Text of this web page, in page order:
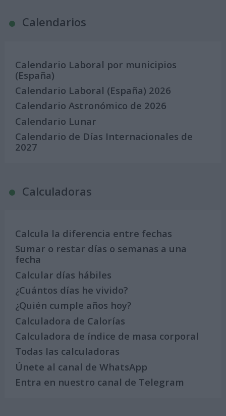
Calendarios
Calendario Laboral por municipios
(España)
Calendario Laboral (España) 2026
Calendario Astronómico de 2026
Calendario Lunar
Calendario de Días Internacionales de
2027
Calculadoras
Calcula la diferencia entre fechas
Sumar o restar días o semanas a una
fecha
Calcular días hábiles
¿Cuántos días he vivido?
¿Quién cumple años hoy?
Calculadora de Calorías
Calculadora de índice de masa corporal
Todas las calculadoras
Únete al canal de WhatsApp
Entra en nuestro canal de Telegram